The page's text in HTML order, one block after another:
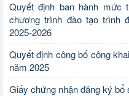
Quyết định ban hành
chương trình đào tạo trình
2025-2026
Quyết định công bố công
năm 2025
Giấy chứng nhận đăng ký bổ